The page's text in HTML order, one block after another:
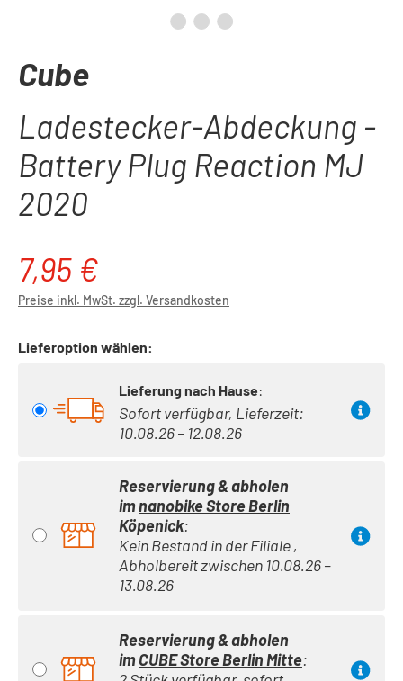
Cube
Ladestecker-Abdeckung -
Battery Plug Reaction MJ
2020
Regulärer Preis:
7,95 €
Preise inkl. MwSt. zzgl. Versandkosten
Lieferoption wählen:
Lieferung nach Hause:
Sofort verfügbar, Lieferzeit:
10.08.26 – 12.08.26
Reservierung & abholen
imnanobike Store Berlin
Köpenick:
Kein Bestand in der Filiale ,
Abholbereit zwischen 10.08.26 –
13.08.26
Reservierung & abholen
imCUBE Store Berlin Mitte: